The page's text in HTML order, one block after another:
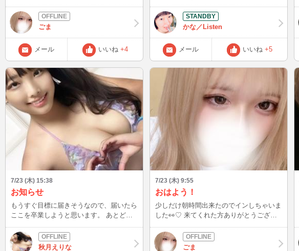
しい時間を過ごせました✨ 今日も配信す
る予定なので、お時間が合えばぜひ遊びに
来てください😊 今日もよろしくお願いし
ます💖
ごま
メール いいね +4
かな／Listen
メール いいね +5
7/23 (木) 15:38
お知らせ
もうすぐ目標に届きそうなので、届いたら
ここを卒業しようと思います。 あとどれ
びに来てくださると嬉しいです。 スタン
バイ待機しかしないので、ぜひリクエスト
秋月えりな
7/23 (木) 9:55
おはよう！
少しだけ朝時間出来たのでインしちゃいま
した👀♡ 来てくれた方ありがとうござい
なので是非遊びに来てください😌♡ お待
ちしてます🌟
ごま